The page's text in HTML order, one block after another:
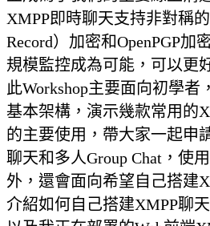
XMPP即時聊天支持非對稱
Record）加密和OpenPGP加
規模監控成為可能，可以更
此Workshop主要面向初學者
基本架構，演示幾款常用的
的主要使用，帶大家一起申
聊天和多人Group Chat，使
外，還會面向希望自己搭建
介紹如何自己搭建XMPP聊